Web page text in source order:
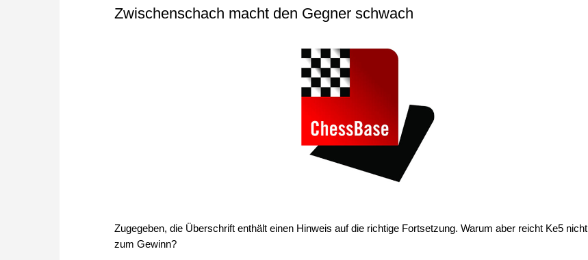
Zwischenschach macht den Gegner schwach
Zugegeben, die Überschrift enthält einen Hinweis auf die richtige Fortsetzung. Warum aber reicht Ke5 nicht
zum Gewinn?